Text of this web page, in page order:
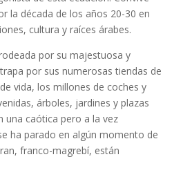
la década de los años 20-30 en
cultura y raíces árabes.
por su majestuosa y
por sus numerosas tiendas de
vida, los millones de coches y
árboles, jardines y plazas
una caótica pero a la vez
ha parado en algún momento de
franco-magrebí, están